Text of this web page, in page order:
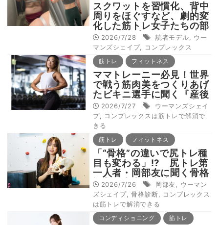
スクワットを習慣化、背中
周りをほぐすなど、劇的変
化した筋トレ女子たちの部
位別コンプレックス解消法
を調査！【私たち、こんな
に変わった！：読者モデル
（全身、背中編）】
2026/7/28 読者モデル
ウー
マンズシェイプ, コンプレックス
筋トレ フィットネス
ママトレーニー必見！世界
で戦う筋肉美をつくりあげ
たビキニ選手に聞く『産後
に身体機能を「戻す・高め
る」鍛え方』【コンプレッ
クスは筋トレで解消でき
る：産後編】
2026/7/27
ウーマンズシェイ
プ,
コンプレックスは筋トレで解消で
きる
筋トレ フィットネス
「“骨格”の違いで尻トレ種
目も変わる」!? 尻トレ第
一人者・岡部友に聞く骨格
診断の本当の意味と活かし
方【コンプレックスは筋ト
レで解消できる：お尻編】
2026/7/26 岡部友
ウーマン
ズシェイプ,骨格診断
コンプレックス
は筋トレで解消できる
コンディショニング 筋トレ